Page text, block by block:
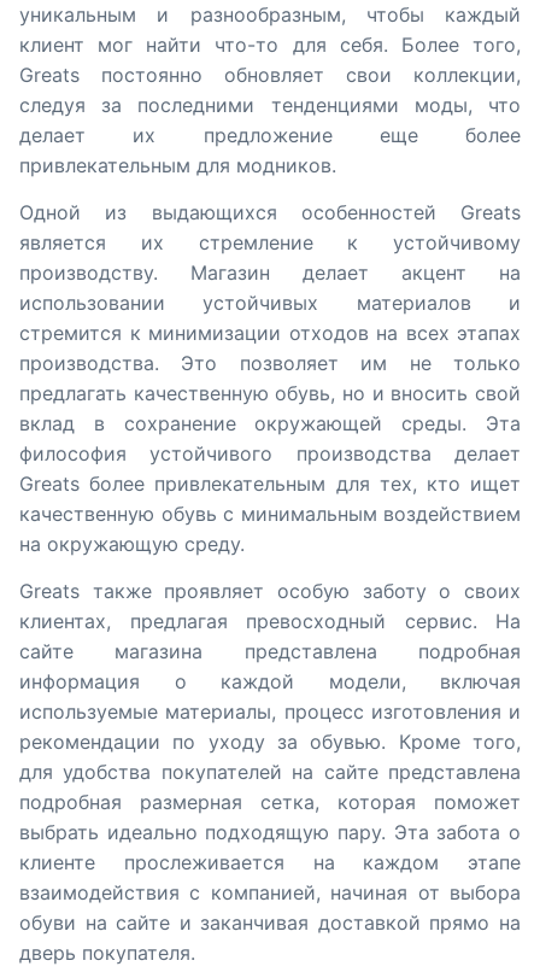
уникальным и разнообразным, чтобы каждый
клиент мог найти что-то для себя. Более того,
Greats постоянно обновляет свои коллекции,
следуя за последними тенденциями моды, что
делает их предложение еще более
привлекательным для модников.
Одной из выдающихся особенностей Greats
является их стремление к устойчивому
производству. Магазин делает акцент на
использовании устойчивых материалов и
стремится к минимизации отходов на всех этапах
производства. Это позволяет им не только
предлагать качественную обувь, но и вносить свой
вклад в сохранение окружающей среды. Эта
философия устойчивого производства делает
Greats более привлекательным для тех, кто ищет
качественную обувь с минимальным воздействием
на окружающую среду.
Greats также проявляет особую заботу о своих
клиентах, предлагая превосходный сервис. На
сайте магазина представлена подробная
информация о каждой модели, включая
используемые материалы, процесс изготовления и
рекомендации по уходу за обувью. Кроме того,
для удобства покупателей на сайте представлена
подробная размерная сетка, которая поможет
выбрать идеально подходящую пару. Эта забота о
клиенте прослеживается на каждом этапе
взаимодействия с компанией, начиная от выбора
обуви на сайте и заканчивая доставкой прямо на
дверь покупателя.